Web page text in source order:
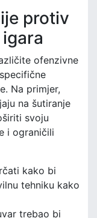
protiv
ofenzivne
Na primjer,
na šutiranje
svoju
i ograničili
kako bi
tehniku kako
trebao bi